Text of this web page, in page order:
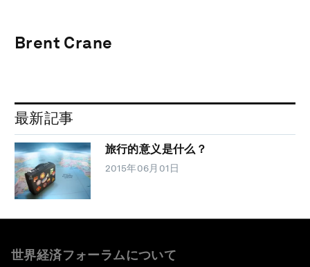
Brent Crane
最新記事
旅行的意义是什么？
2015年06月01日
世界経済フォーラムについて